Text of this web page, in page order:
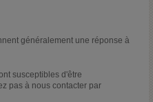
généralement une réponse à
susceptibles d'être
pas à nous contacter par